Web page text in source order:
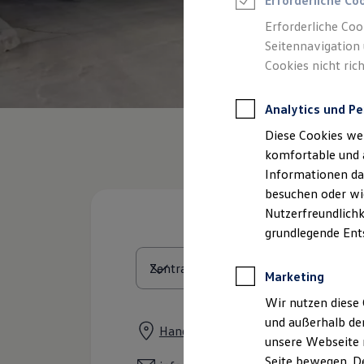
Online-Fahrzeugbewertung
ProfiPartner für Gebrauchtwagen
Finanzierung
Für Privatkunden
Für Gewerbekunden
Für Gewerbekunden
Versicherungen & Garantien
Garantien
Handruper Straße 12, 49838
Erforderliche
Seitennavigation
Cookies nicht
Analytics und
Diese Cookies
komfortable und
Informationen
besuchen oder
grundlegende
Marketing
Wir nutzen diese
und außerhalb
unsere Webseite
Seite bewegen.